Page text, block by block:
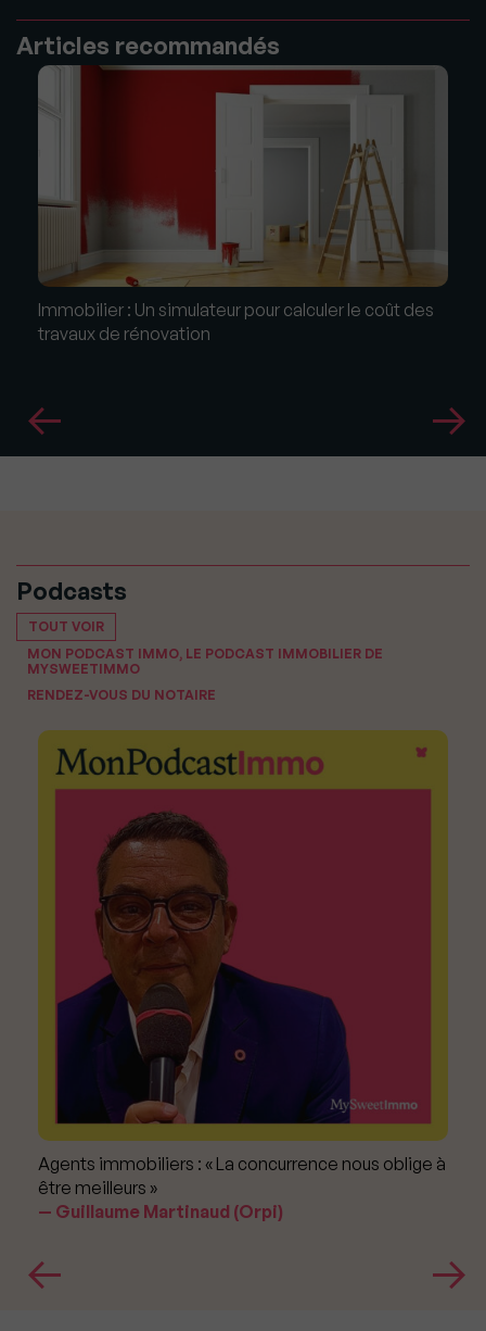
Articles recommandés
Immobilier : Un simulateur pour calculer le coût des
travaux de rénovation
Podcasts
TOUT VOIR
MON PODCAST IMMO, LE PODCAST IMMOBILIER DE
MYSWEETIMMO
RENDEZ-VOUS DU NOTAIRE
Agents immobiliers : « La concurrence nous oblige à
être meilleurs »
Guillaume Martinaud (Orpi)